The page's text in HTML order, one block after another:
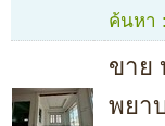
ค้นหา :
ขาย
พยา